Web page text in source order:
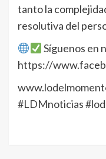
tanto la
resolutiva del
Síguenos en
https://
#LDMnoticias